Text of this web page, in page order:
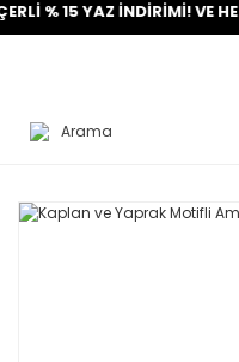
15 YAZ İNDİRİMİ! VE HER
Arama